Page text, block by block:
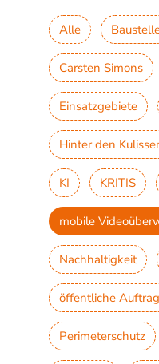
Alle
Carsten Simons
Einsatzgebiete
Hinter den
KI KRITIS
mobile
Nachhaltigkeit
öffentliche
Perimeterschutz